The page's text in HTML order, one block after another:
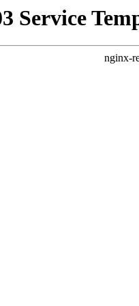
Service
nginx-